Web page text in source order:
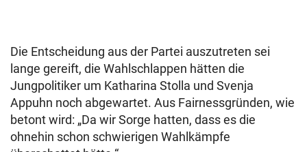
Die Entscheidung aus der Partei auszutreten sei
lange gereift, die Wahlschlappen hätten die
Jungpolitiker um Katharina Stolla und Svenja
Appuhn noch abgewartet. Aus Fairnessgründen, wie
betont wird: „Da wir Sorge hatten, dass es die
ohnehin schon schwierigen Wahlkämpfe